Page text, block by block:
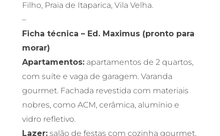
Filho, Praia de Itaparica, Vila Velha.
–
Ficha técnica – Ed. Maximus (pronto para
morar)
Apartamentos:apartamentos de 2 quartos,
com suíte e vaga de garagem. Varanda
gourmet. Fachada revestida com materiais
nobres, como ACM, cerâmica, alumínio e
vidro refletivo.
Lazer:salão de festas com cozinha gourmet,